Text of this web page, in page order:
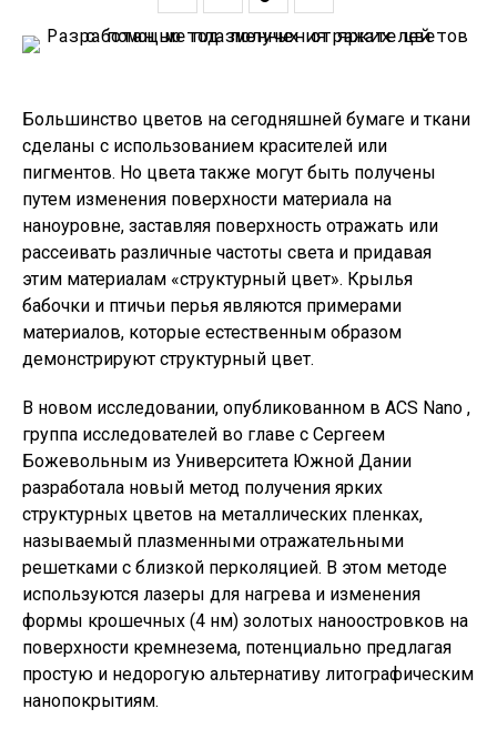
Большинство цветов на сегодняшней бумаге и ткани
сделаны с использованием красителей или
пигментов. Но цвета также могут быть получены
путем изменения поверхности материала на
наноуровне, заставляя поверхность отражать или
рассеивать различные частоты света и придавая
этим материалам «структурный цвет». Крылья
бабочки и птичьи перья являются примерами
материалов, которые естественным образом
демонстрируют структурный цвет.
В новом исследовании, опубликованном в ACS Nano ,
группа исследователей во главе с Сергеем
Божевольным из Университета Южной Дании
разработала новый метод получения ярких
структурных цветов на металлических пленках,
называемый плазменными отражательными
решетками с близкой перколяцией. В этом методе
используются лазеры для нагрева и изменения
формы крошечных (4 нм) золотых наноостровков на
поверхности кремнезема, потенциально предлагая
простую и недорогую альтернативу литографическим
нанопокрытиям.